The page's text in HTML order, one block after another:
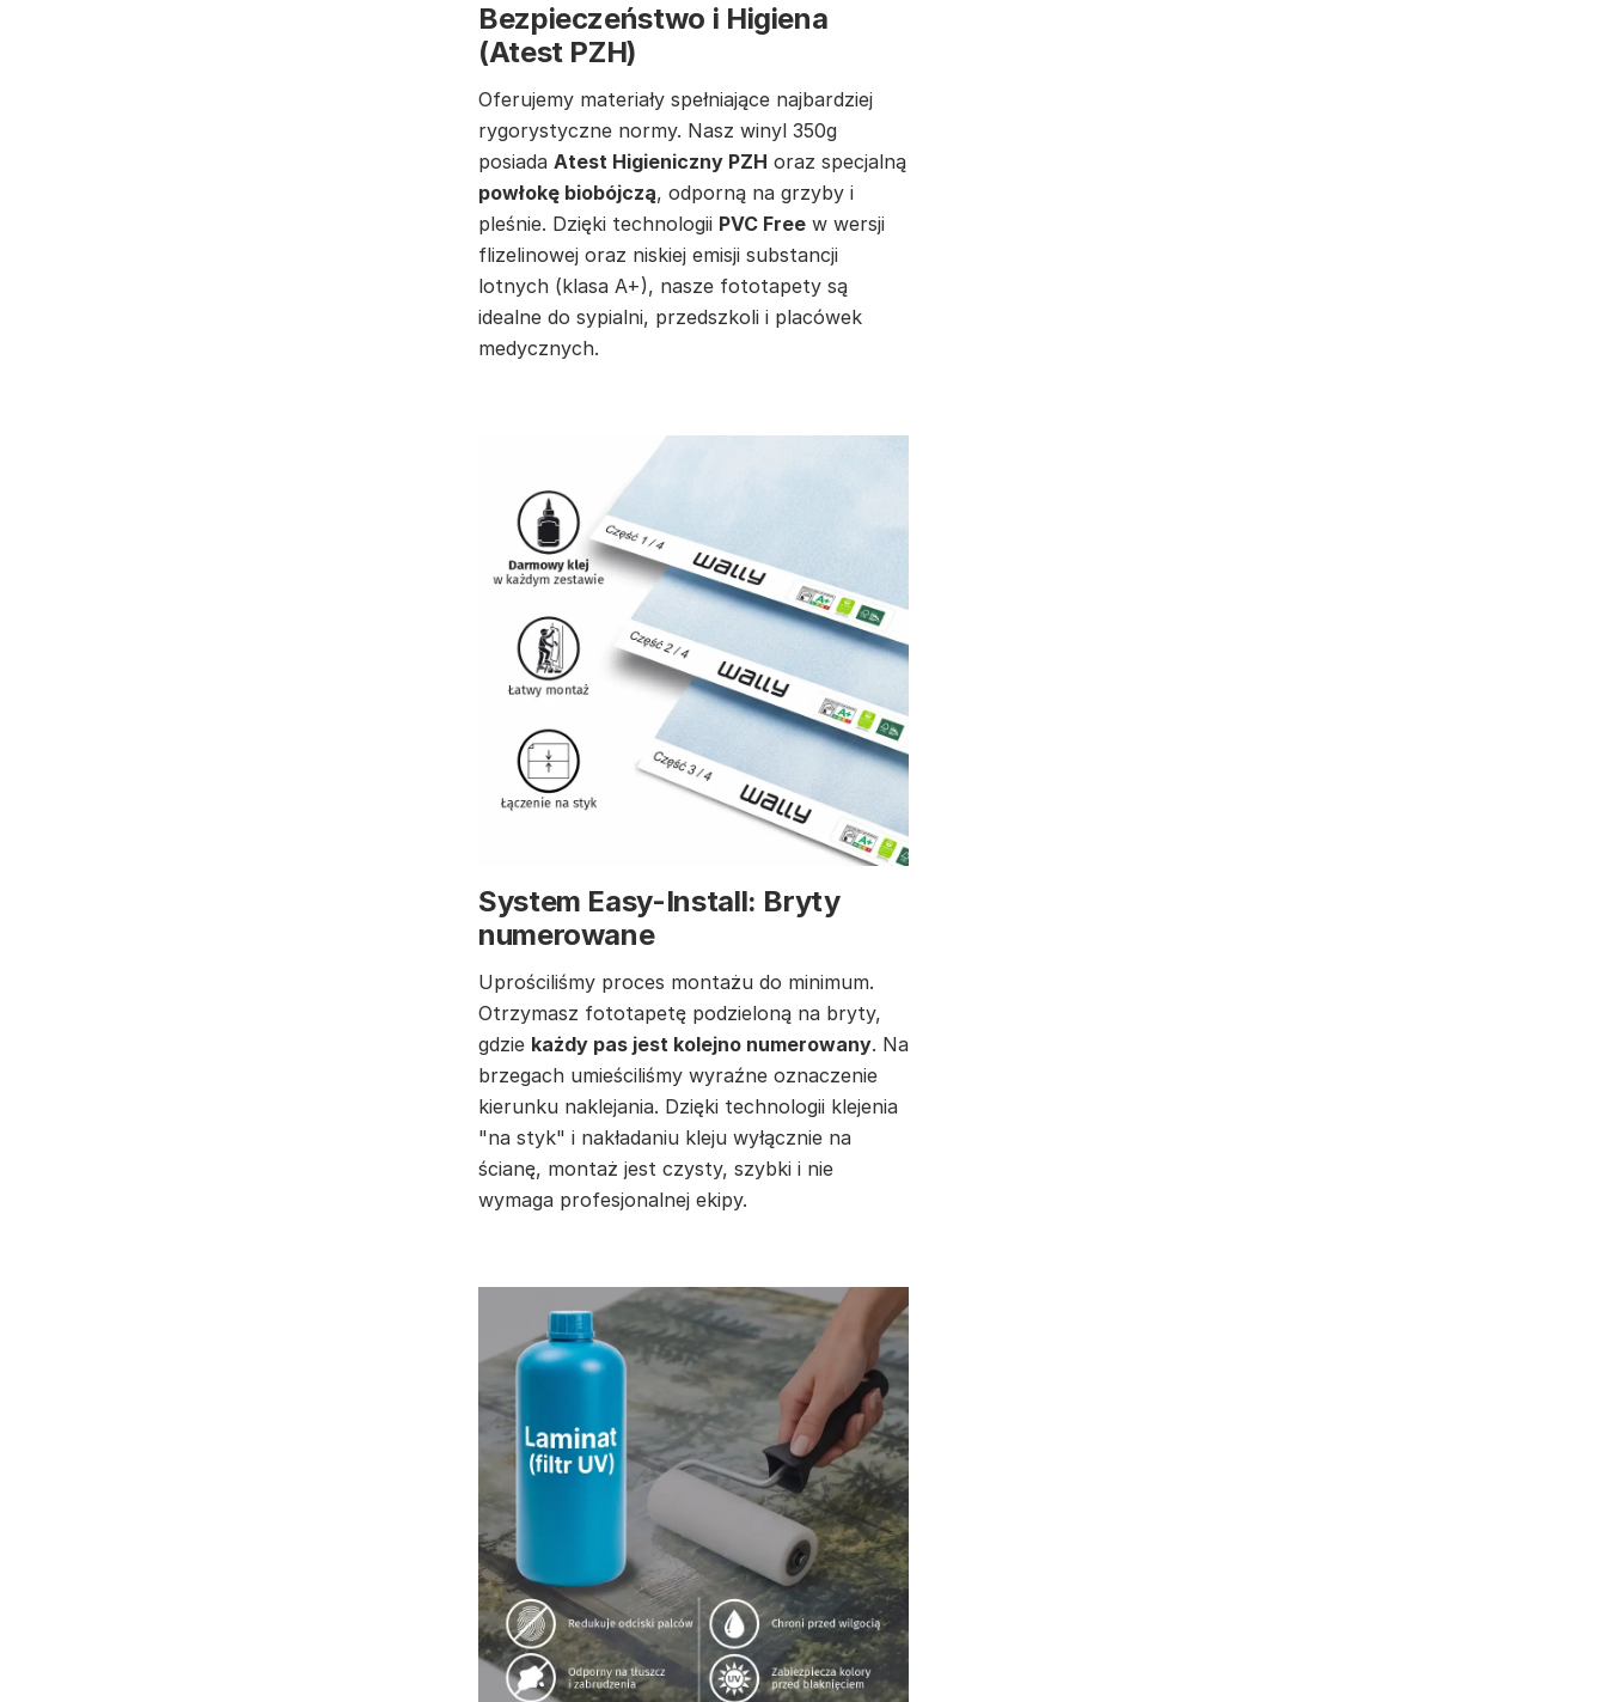
Bezpieczeństwo i Higiena
(Atest PZH)
Oferujemy materiały spełniające najbardziej
rygorystyczne normy. Nasz winyl 350g
posiada Atest Higieniczny PZH oraz specjalną
powłokę biobójczą, odporną na grzyby i
pleśnie. Dzięki technologii PVC Free w wersji
flizelinowej oraz niskiej emisji substancji
lotnych (klasa A+), nasze fototapety są
idealne do sypialni, przedszkoli i placówek
medycznych.
System Easy-Install: Bryty
numerowane
Uprościliśmy proces montażu do minimum.
Otrzymasz fototapetę podzieloną na bryty,
gdzie każdy pas jest kolejno numerowany. Na
brzegach umieściliśmy wyraźne oznaczenie
kierunku naklejania. Dzięki technologii klejenia
"na styk" i nakładaniu kleju wyłącznie na
ścianę, montaż jest czysty, szybki i nie
wymaga profesjonalnej ekipy.